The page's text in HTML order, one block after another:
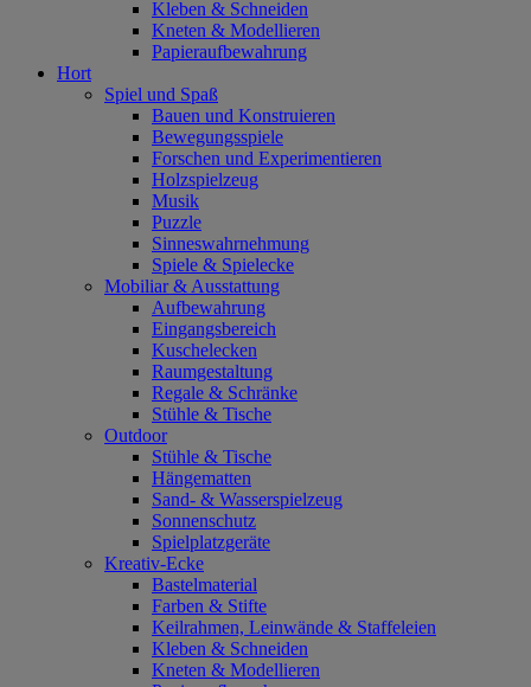
Kleben & Schneiden
Kneten & Modellieren
Papieraufbewahrung
Hort
Spiel und Spaß
Bauen und Konstruieren
Bewegungsspiele
Forschen und Experimentieren
Holzspielzeug
Musik
Puzzle
Sinneswahrnehmung
Spiele & Spielecke
Mobiliar & Ausstattung
Aufbewahrung
Eingangsbereich
Kuschelecken
Raumgestaltung
Regale & Schränke
Stühle & Tische
Outdoor
Stühle & Tische
Hängematten
Sand- & Wasserspielzeug
Sonnenschutz
Spielplatzgeräte
Kreativ-Ecke
Bastelmaterial
Farben & Stifte
Keilrahmen, Leinwände & Staffeleien
Kleben & Schneiden
Kneten & Modellieren